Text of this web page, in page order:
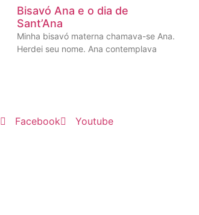
Bisavó Ana e o dia de
Sant’Ana
Minha bisavó materna chamava-se Ana.
Herdei seu nome. Ana contemplava
Facebook Youtube